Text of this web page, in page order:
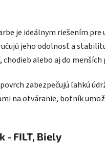
je ideálnym riešením pre
jeho odolnosť a
chodieb alebo aj do
zabezpečujú ľahkú
na otváranie, botník
- FILT, Biely